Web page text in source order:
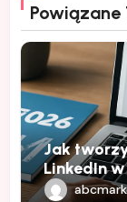
Powiązane
Jak
LinkedIn